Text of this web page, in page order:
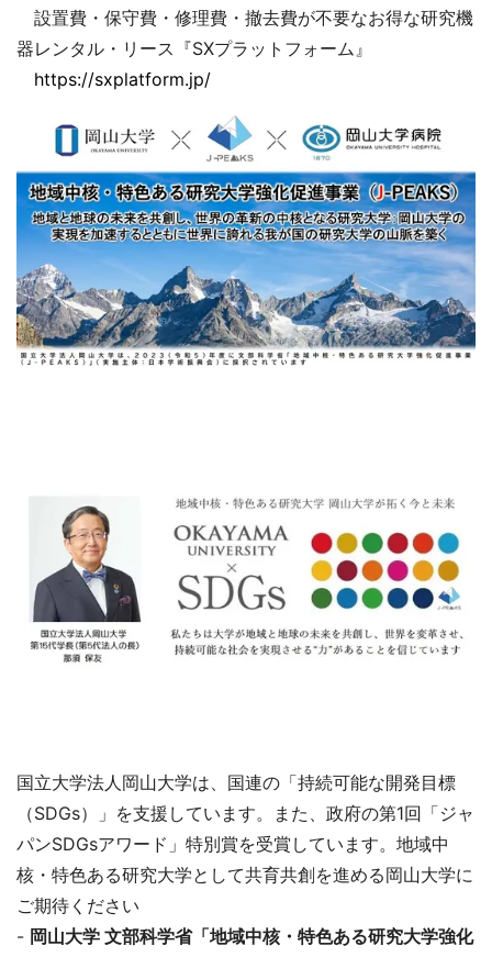
設置費・保守費・修理費・撤去費が不要なお得な研究機
器レンタル・リース『SXプラットフォーム』
https://sxplatform.jp/
国立大学法人岡山大学は、国連の「持続可能な開発目標
（SDGs）」を支援しています。また、政府の第1回「ジャ
パンSDGsアワード」特別賞を受賞しています。地域中
核・特色ある研究大学として共育共創を進める岡山大学に
ご期待ください
- 岡山大学 文部科学省「地域中核・特色ある研究大学強化